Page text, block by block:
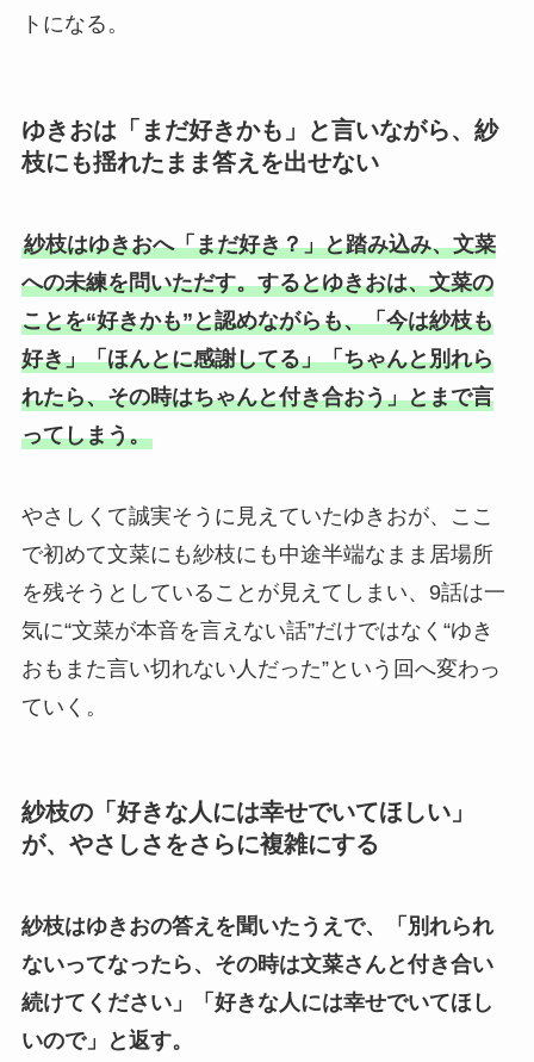
トになる。
ゆきおは「まだ好きかも」と言いながら、紗
枝にも揺れたまま答えを出せない
紗枝はゆきおへ「まだ好き？」と踏み込み、文菜
への未練を問いただす。するとゆきおは、文菜の
ことを“好きかも”と認めながらも、「今は紗枝も
好き」「ほんとに感謝してる」「ちゃんと別れら
れたら、その時はちゃんと付き合おう」とまで言
ってしまう。
やさしくて誠実そうに見えていたゆきおが、ここ
で初めて文菜にも紗枝にも中途半端なまま居場所
を残そうとしていることが見えてしまい、9話は一
気に“文菜が本音を言えない話”だけではなく“ゆき
おもまた言い切れない人だった”という回へ変わっ
ていく。
紗枝の「好きな人には幸せでいてほしい」
が、やさしさをさらに複雑にする
紗枝はゆきおの答えを聞いたうえで、「別れられ
ないってなったら、その時は文菜さんと付き合い
続けてください」「好きな人には幸せでいてほし
いので」と返す。